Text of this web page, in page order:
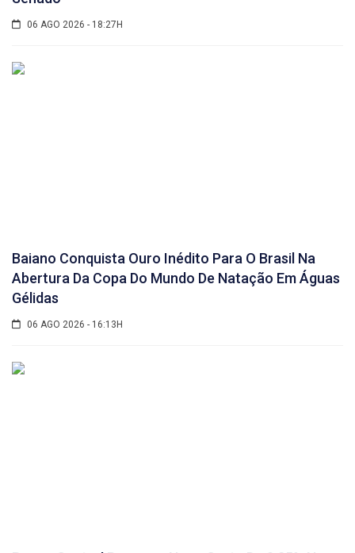
06 AGO 2026 - 18:27H
Baiano Conquista Ouro Inédito Para O Brasil Na
Abertura Da Copa Do Mundo De Natação Em Águas
Gélidas
06 AGO 2026 - 16:13H